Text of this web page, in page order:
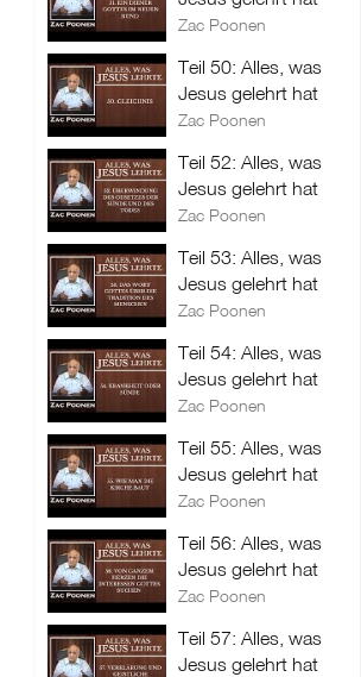
Zac Poonen
Teil 50: Alles, was
Jesus gelehrt hat
Zac Poonen
Teil 52: Alles, was
Jesus gelehrt hat
Zac Poonen
Teil 53: Alles, was
Jesus gelehrt hat
Zac Poonen
Teil 54: Alles, was
Jesus gelehrt hat
Zac Poonen
Teil 55: Alles, was
Jesus gelehrt hat
Zac Poonen
Teil 56: Alles, was
Jesus gelehrt hat
Zac Poonen
Teil 57: Alles, was
Jesus gelehrt hat